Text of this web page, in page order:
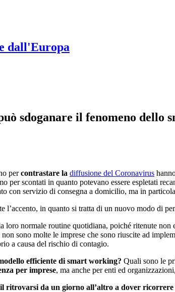
dall'Europa
sdoganare il fenomeno
percontrastare la diffusione del Coronavirus
per scontati in quanto potevano essere espletati
con servizio di consegna a domicilio, ma in
l’accento, in quanto si tratta di un nuovo modo di
normale routine quotidiana, poiché ritenute non
sono molte le imprese che sono riuscite ad
a causa del rischio di contagio.
efficiente di smart working? Quali sono le
per imprese, ma anche per enti ed
ritrovarsi da un giorno all’altro a dover